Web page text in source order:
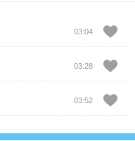
03:04
03:28
03:52